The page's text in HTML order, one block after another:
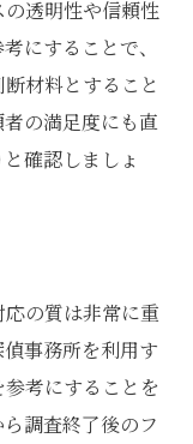
透明性や信頼性
にすることで、
材料とすること
の満足度にも直
確認しましょ
の質は非常に重
事務所を利用す
考にすることを
調査終了後のフ